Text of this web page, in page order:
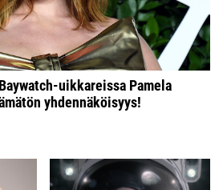
uikkareissa Pamela
yhdennäköisyys!